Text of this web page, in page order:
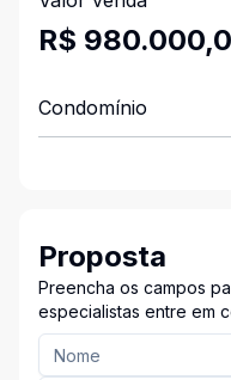
R$
Condomínio
Proposta
Preencha os campos
especialistas entre em